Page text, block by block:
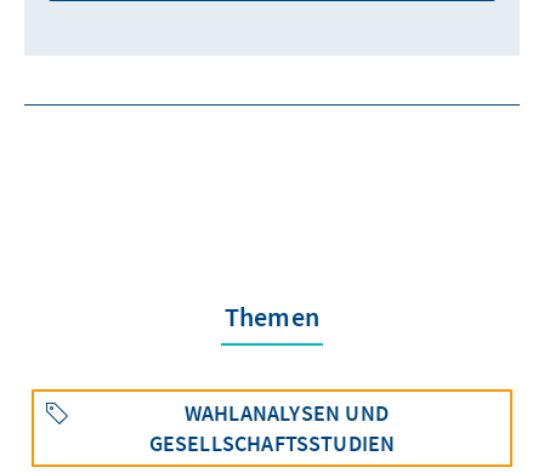
Themen
WAHLANALYSEN UND
GESELLSCHAFTSSTUDIEN